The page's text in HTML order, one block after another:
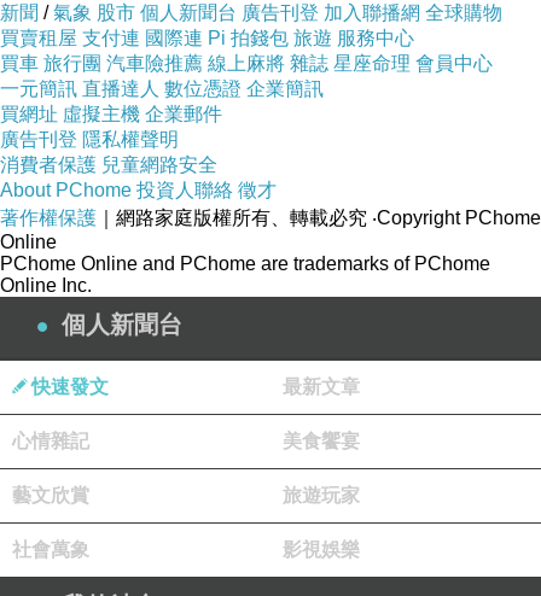
新聞 /氣象 股市 個人新聞台 廣告刊登 加入聯播網 全球購物
買賣租屋 支付連 國際連 Pi 拍錢包 旅遊 服務中心
買車 旅行團 汽車險推薦 線上麻將 雜誌 星座命理 會員中心
一元簡訊 直播達人 數位憑證 企業簡訊
買網址 虛擬主機 企業郵件
廣告刊登 隱私權聲明
消費者保護 兒童網路安全
About PChome 投資人聯絡 徵才
著作權保護 ｜網路家庭版權所有、轉載必究 ‧Copyright PChome
Online
PChome Online and PChome are trademarks of PChome
Online Inc.
個人新聞台
快速發文 最新文章
心情雜記 美食饗宴
藝文欣賞 旅遊玩家
社會萬象 影視娛樂